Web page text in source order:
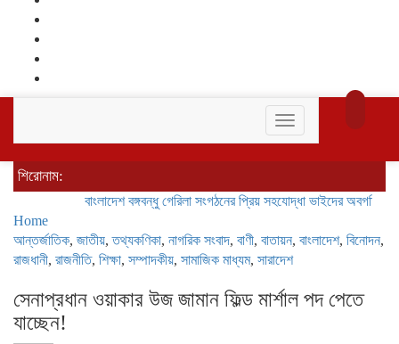
Toggle
navigation
শিরোনাম:
বাংলাদেশ বঙ্গবন্ধু গেরিলা সংগঠনের প্রিয় সহযোদ্ধা ভাইদের অবগতির জন্য
Home
আন্তর্জাতিক, জাতীয়,তথ্যকণিকা, নাগরিক সংবাদ, বাণী, বাতায়ন, বাংলাদেশ, বিনোদন,
রাজধানী, রাজনীতি, শিক্ষা, সম্পাদকীয়, সামাজিক মাধ্যম, সারাদেশ
সেনাপ্রধান ওয়াকার উজ জামান ফিল্ড মার্শাল পদ পেতে
যাচ্ছেন!